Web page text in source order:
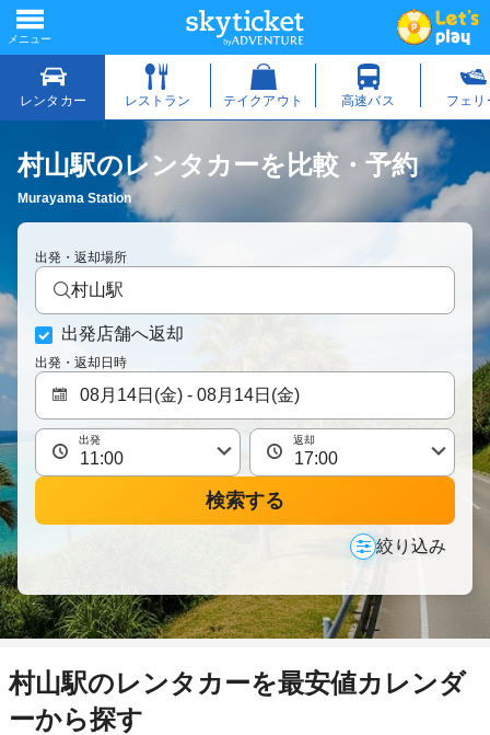
村山駅のレンタカーを比較・予約
Murayama Station
出発・返却場所
村山駅
出発店舗へ返却
出発・返却日時
出発 返却
検索する
絞り込み
村山駅のレンタカーを最安値カレンダ
ーから探す